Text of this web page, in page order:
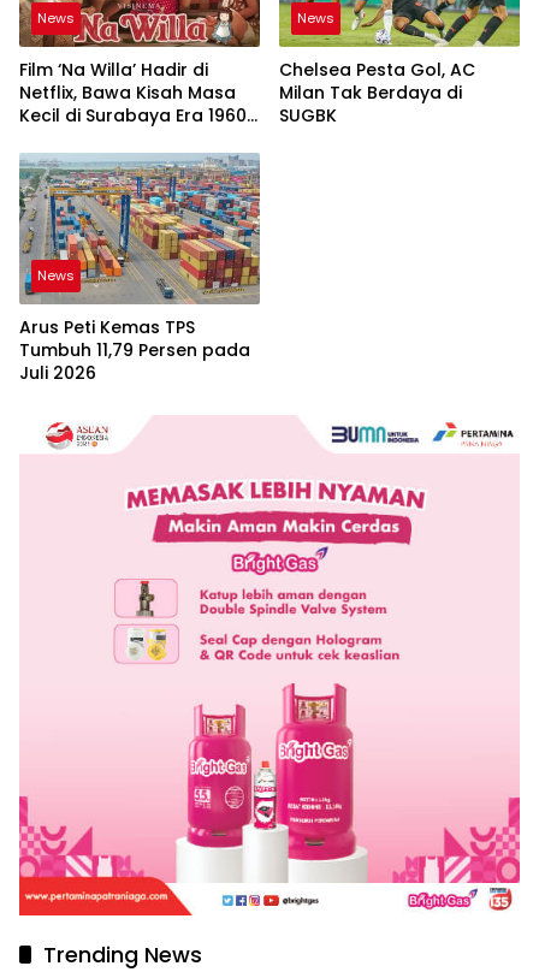
News
Film ‘Na Willa’ Hadir di
Netflix, Bawa Kisah Masa
Kecil di Surabaya Era 1960-
News
Chelsea Pesta Gol, AC
Milan Tak Berdaya di
SUGBK
News
Arus Peti Kemas TPS
Tumbuh 11,79 Persen pada
Juli 2026
Trending News